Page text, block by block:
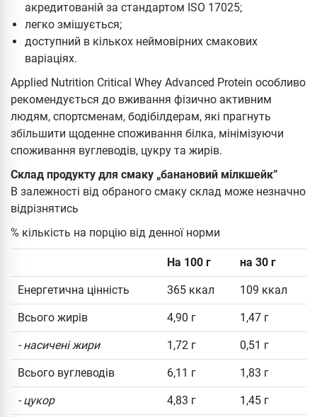
акредитованій за стандартом ISO 17025;
легко змішується;
доступний в кількох неймовірних смакових
варіаціях.
Applied Nutrition Critical Whey Advanced Protein особливо
рекомендується до вживання фізично активним
людям, спортсменам, бодібілдерам, які прагнуть
збільшити щоденне споживання білка, мінімізуючи
споживання вуглеводів, цукру та жирів.
Склад продукту для смаку „банановий мілкшейк”
В залежності від обраного смаку склад може незначно
відрізнятись
% кількість на порцію від денної норми
На 100 г на 30 г
Енергетична цінність 365 ккал 109 ккал
Всього жирів 4,90 г 1,47 г
- насичені жири 1,72 г 0,51 г
Всього вуглеводів 6,11 г 1,83 г
- цукор 4,83 г 1,45 г